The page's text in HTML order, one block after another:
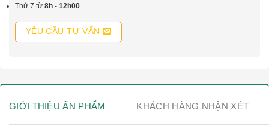
Thứ 7 từ 8h - 12h00
YÊU CẦU TƯ VẤN
GIỚI THIỆU ẤN PHẨM KHÁCH HÀNG NHẬN XÉT